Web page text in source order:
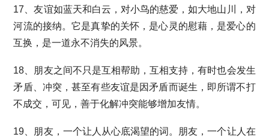
17、友谊如蓝天和白云，对小鸟的慈爱，如大地山川，对
河流的接纳。它是真挚的关怀，是心灵的慰藉，是爱心的
互换，是一道永不消失的风景。
18、朋友之间不只是互相帮助，互相支持，有时也会发生
矛盾、冲突，甚至有些友谊是因矛盾而诞生，即所谓不打
不成交，可见，善于化解冲突能够增加友情。
19、朋友，一个让人从心底渴望的词。朋友，一个让人在